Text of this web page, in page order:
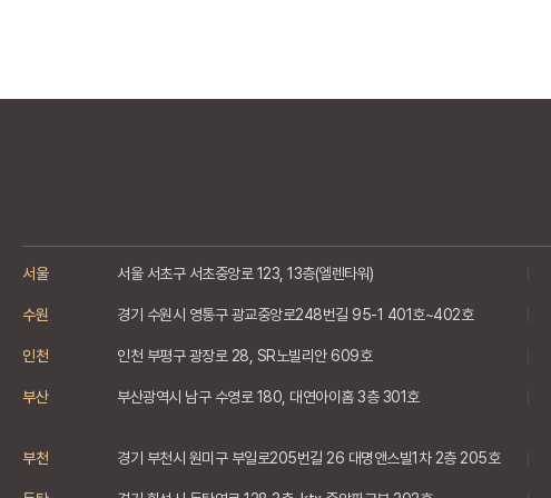
서울 서울 서초구 서초중앙로 123, 13층(엘렌타워)
수원 경기 수원시 영통구 광교중앙로248번길 95-1 401호~402호
인천 인천 부평구 광장로 28, SR노빌리안 609호
부산 부산광역시 남구 수영로 180, 대연아이홈 3층 301호
부천 경기 부천시 원미구 부일로205번길 26 대명앤스빌1차 2층 205호